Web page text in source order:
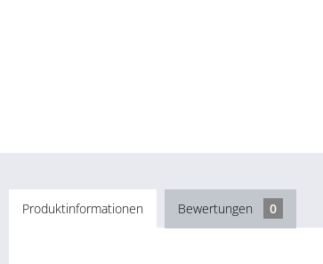
Produktinformationen Bewertungen 0